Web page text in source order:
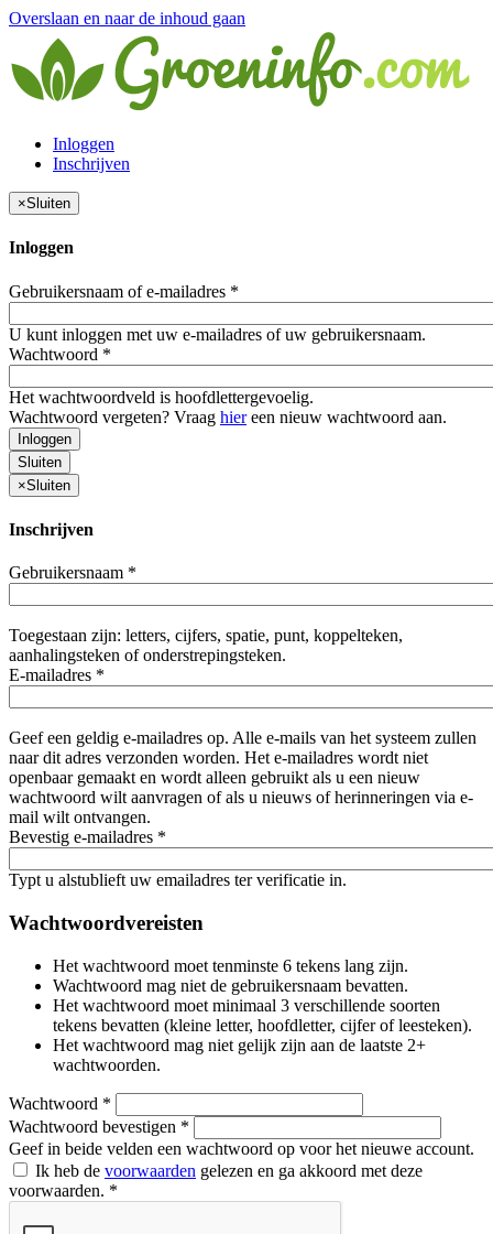
Overslaan en naar de inhoud gaan
Inloggen
Inschrijven
×Sluiten
Inloggen
Gebruikersnaam of e-mailadres *
U kunt inloggen met uw e-mailadres of uw gebruikersnaam.
Wachtwoord *
Het wachtwoordveld is hoofdlettergevoelig.
Wachtwoord vergeten? Vraag hiereen nieuw wachtwoord aan.
Inloggen
Sluiten
×Sluiten
Inschrijven
Gebruikersnaam *
Toegestaan zijn: letters, cijfers, spatie, punt, koppelteken,
aanhalingsteken of onderstrepingsteken.
E-mailadres *
Geef een geldig e-mailadres op. Alle e-mails van het systeem zullen
naar dit adres verzonden worden. Het e-mailadres wordt niet
openbaar gemaakt en wordt alleen gebruikt als u een nieuw
wachtwoord wilt aanvragen of als u nieuws of herinneringen via e-
mail wilt ontvangen.
Bevestig e-mailadres *
Typt u alstublieft uw emailadres ter verificatie in.
Wachtwoordvereisten
Het wachtwoord moet tenminste 6 tekens lang zijn.
Wachtwoord mag niet de gebruikersnaam bevatten.
Het wachtwoord moet minimaal 3 verschillende soorten
tekens bevatten (kleine letter, hoofdletter, cijfer of leesteken).
Het wachtwoord mag niet gelijk zijn aan de laatste 2+
wachtwoorden.
Wachtwoord *
Wachtwoord bevestigen *
Geef in beide velden een wachtwoord op voor het nieuwe account.
Ik heb de voorwaarden gelezen en ga akkoord met deze
voorwaarden. *